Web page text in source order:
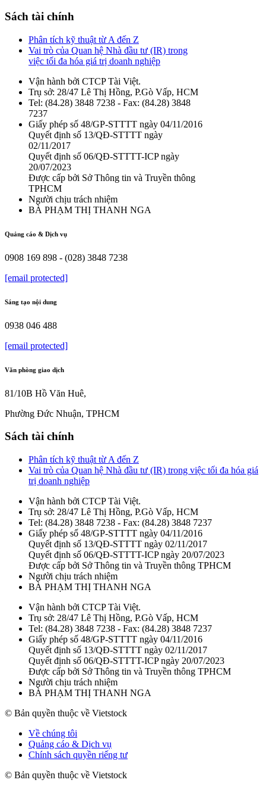
Sách tài chính
Phân tích kỹ thuật từ A đến Z
Vai trò của Quan hệ Nhà đầu tư (IR) trong
việc tối đa hóa giá trị doanh nghiệp
Vận hành bởi CTCP Tài Việt.
Trụ sở: 28/47 Lê Thị Hồng, P.Gò Vấp, HCM
Tel: (84.28) 3848 7238 - Fax: (84.28) 3848
7237
Giấy phép số 48/GP-STTTT ngày 04/11/2016
Quyết định số 13/QĐ-STTTT ngày
02/11/2017
Quyết định số 06/QĐ-STTTT-ICP ngày
20/07/2023
Được cấp bởi Sở Thông tin và Truyền thông
TPHCM
Người chịu trách nhiệm
BÀ PHẠM THỊ THANH NGA
Quảng cáo & Dịch vụ
0908 169 898 - (028) 3848 7238
[email protected]
Sáng tạo nội dung
0938 046 488
[email protected]
Văn phòng giao dịch
81/10B Hồ Văn Huê,
Phường Đức Nhuận, TPHCM
Sách tài chính
Phân tích kỹ thuật từ A đến Z
Vai trò của Quan hệ Nhà đầu tư (IR) trong việc tối đa hóa giá
trị doanh nghiệp
Vận hành bởi CTCP Tài Việt.
Trụ sở: 28/47 Lê Thị Hồng, P.Gò Vấp, HCM
Tel: (84.28) 3848 7238 - Fax: (84.28) 3848 7237
Giấy phép số 48/GP-STTTT ngày 04/11/2016
Quyết định số 13/QĐ-STTTT ngày 02/11/2017
Quyết định số 06/QĐ-STTTT-ICP ngày 20/07/2023
Được cấp bởi Sở Thông tin và Truyền thông TPHCM
Người chịu trách nhiệm
BÀ PHẠM THỊ THANH NGA
Vận hành bởi CTCP Tài Việt.
Trụ sở: 28/47 Lê Thị Hồng, P.Gò Vấp, HCM
Tel: (84.28) 3848 7238 - Fax: (84.28) 3848 7237
Giấy phép số 48/GP-STTTT ngày 04/11/2016
Quyết định số 13/QĐ-STTTT ngày 02/11/2017
Quyết định số 06/QĐ-STTTT-ICP ngày 20/07/2023
Được cấp bởi Sở Thông tin và Truyền thông TPHCM
Người chịu trách nhiệm
BÀ PHẠM THỊ THANH NGA
© Bản quyền thuộc về Vietstock
Về chúng tôi
Quảng cáo & Dịch vụ
Chính sách quyền riếng tư
© Bản quyền thuộc về Vietstock